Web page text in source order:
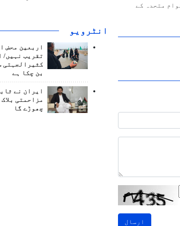
متحدہ کے
ارسال
انٹرويو
اربعین محض
تقریب نہیں/
کثیرالجہتی
بن چکا ہے
ایران نے
مزاحمتی
چھوڑے گا